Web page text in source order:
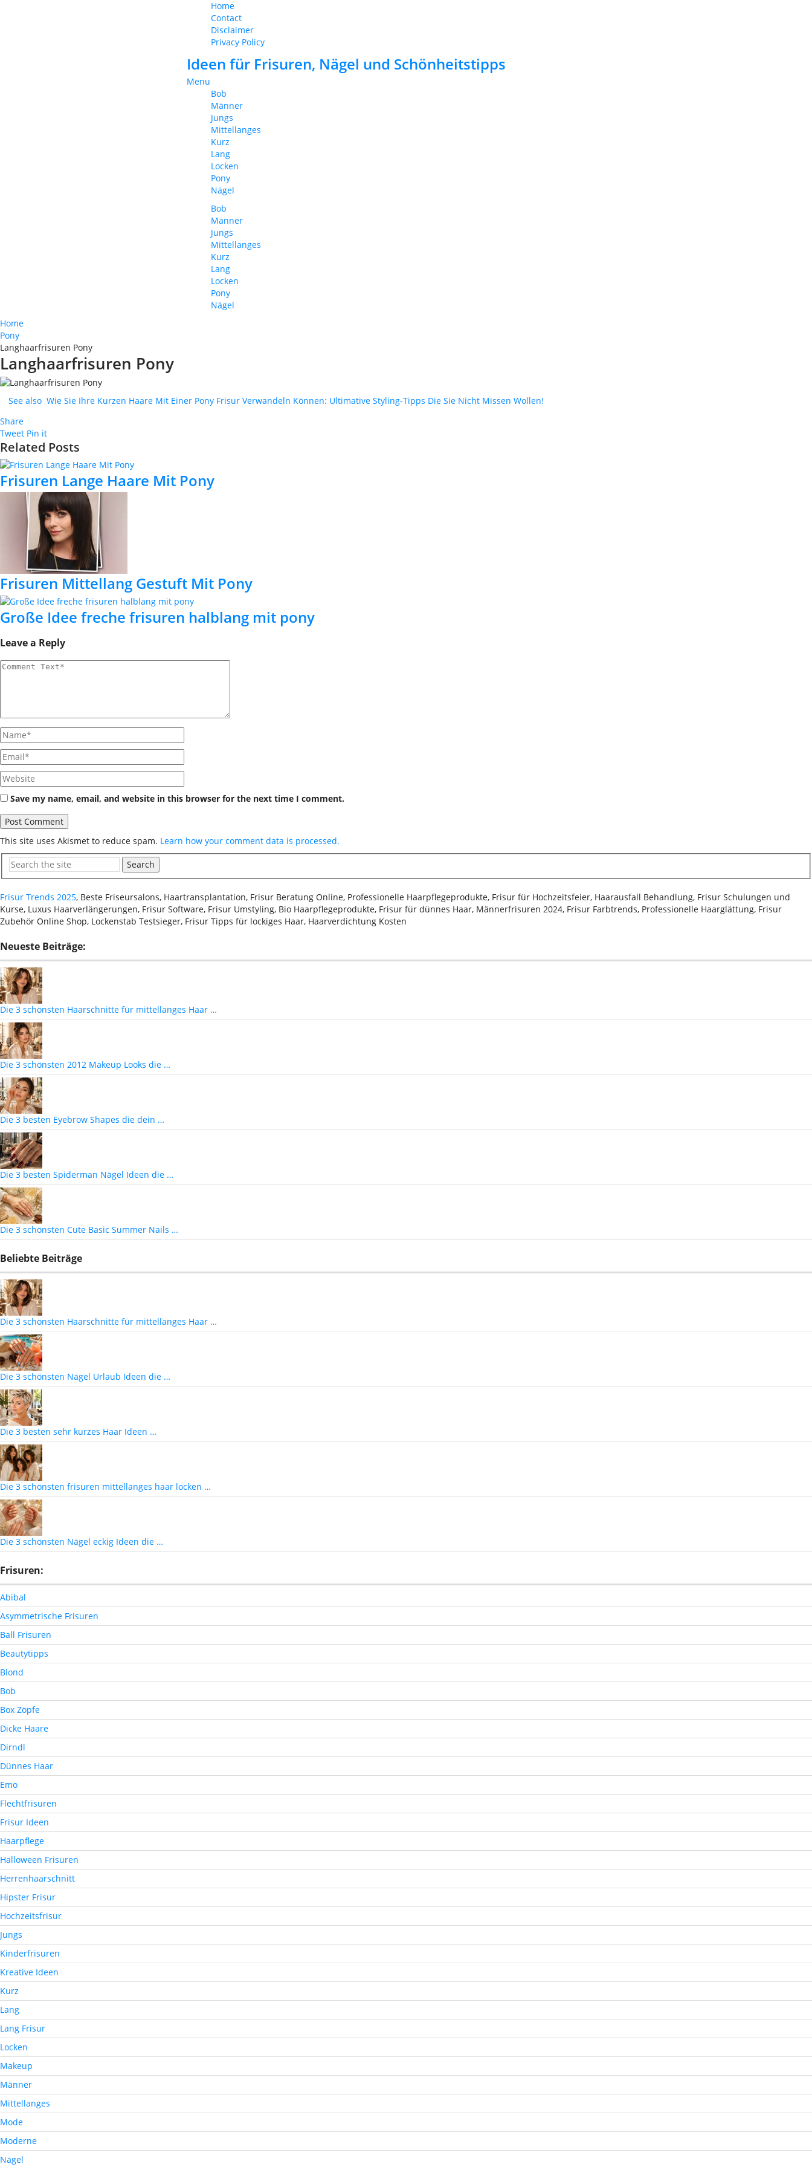
Home
Contact
Disclaimer
Privacy Policy
Ideen für Frisuren, Nägel und Schönheitstipps
Menu
Bob
Männer
Jungs
Mittellanges
Kurz
Lang
Locken
Pony
Nägel
Bob
Männer
Jungs
Mittellanges
Kurz
Lang
Locken
Pony
Nägel
Home
Pony
Langhaarfrisuren Pony
Langhaarfrisuren Pony
See also Wie Sie Ihre Kurzen Haare Mit Einer Pony Frisur Verwandeln Können: Ultimative Styling-Tipps Die Sie Nicht Missen Wollen!
Share
Tweet Pin it
Related Posts
Frisuren Lange Haare Mit Pony
Frisuren Mittellang Gestuft Mit Pony
Große Idee freche frisuren halblang mit pony
Leave a Reply
Save my name, email, and website in this browser for the next time I comment.
This site uses Akismet to reduce spam. Learn how your comment data is processed.
Search
Frisur Trends 2025, Beste Friseursalons, Haartransplantation, Frisur Beratung Online, Professionelle Haarpflegeprodukte, Frisur für Hochzeitsfeier, Haarausfall Behandlung, Frisur Schulungen und
Kurse, Luxus Haarverlängerungen, Frisur Software, Frisur Umstyling, Bio Haarpflegeprodukte, Frisur für dünnes Haar, Männerfrisuren 2024, Frisur Farbtrends, Professionelle Haarglättung, Frisur
Zubehör Online Shop, Lockenstab Testsieger, Frisur Tipps für lockiges Haar, Haarverdichtung Kosten
Neueste Beiträge:
Die 3 schönsten Haarschnitte für mittellanges Haar …
Die 3 schönsten 2012 Makeup Looks die …
Die 3 besten Eyebrow Shapes die dein …
Die 3 besten Spiderman Nägel Ideen die …
Die 3 schönsten Cute Basic Summer Nails …
Beliebte Beiträge
Die 3 schönsten Haarschnitte für mittellanges Haar …
Die 3 schönsten Nägel Urlaub Ideen die …
Die 3 besten sehr kurzes Haar Ideen …
Die 3 schönsten frisuren mittellanges haar locken …
Die 3 schönsten Nägel eckig Ideen die …
Frisuren:
Abibal
Asymmetrische Frisuren
Ball Frisuren
Beautytipps
Blond
Bob
Box Zöpfe
Dicke Haare
Dirndl
Dünnes Haar
Emo
Flechtfrisuren
Frisur Ideen
Haarpflege
Halloween Frisuren
Herrenhaarschnitt
Hipster Frisur
Hochzeitsfrisur
Jungs
Kinderfrisuren
Kreative Ideen
Kurz
Lang
Lang Frisur
Locken
Makeup
Männer
Mittellanges
Mode
Moderne
Nägel